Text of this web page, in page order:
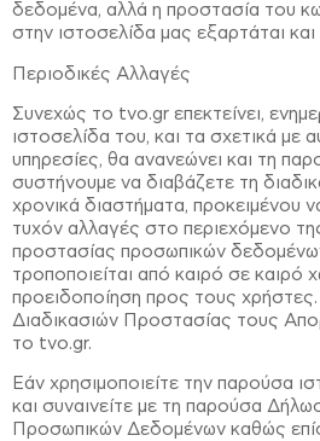
δεδομένα, αλλά η προστασία του
στην ιστοσελίδα μας εξαρτάται
Περιοδικές Αλλαγές
Συνεχώς το tvo.gr επεκτείνει,
ιστοσελίδα του, και τα σχετικά με
υπηρεσίες, θα ανανεώνει και τη
συστήνουμε να διαβάζετε τη
χρονικά διαστήματα, προκειμένου
τυχόν αλλαγές στο περιεχόμενο
προστασίας προσωπικών
τροποποιείται από καιρό σε καιρό
προειδοποίηση προς τους
Διαδικασιών Προστασίας τους
το tvo.gr.
Εάν χρησιμοποιείτε την παρούσα
και συναινείτε με τη παρούσα
Προσωπικών Δεδομένων καθώς